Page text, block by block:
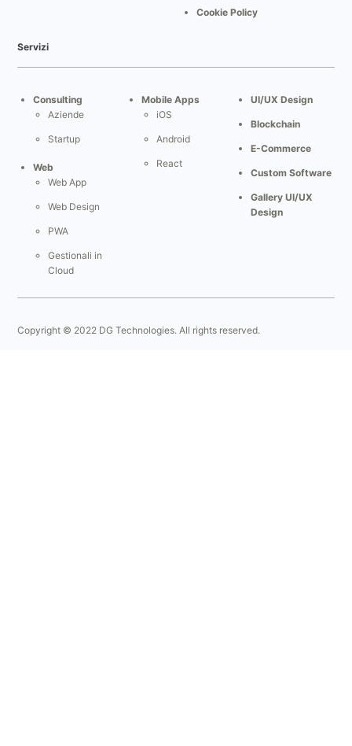
Cookie Policy
Servizi
Consulting
Aziende
Startup
Web
Web App
Web Design
PWA
Gestionali in
Cloud
Mobile Apps
iOS
Android
React
UI/UX Design
Blockchain
E-Commerce
Custom Software
Gallery UI/UX
Design
Copyright © 2022 DG Technologies. All rights reserved.